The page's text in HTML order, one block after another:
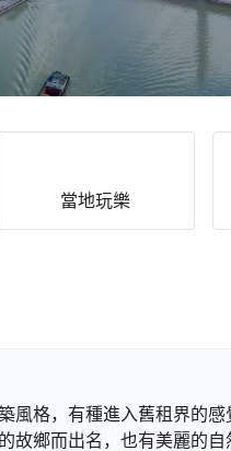
當地玩樂
格，有種進入舊租界的
鄉而出名，也有美麗的